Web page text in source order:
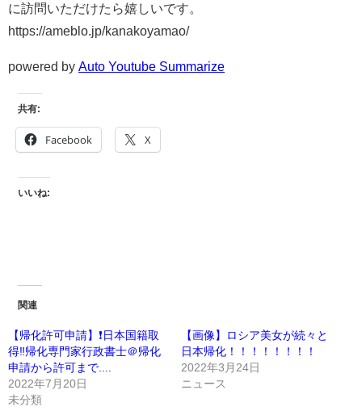
に訪問いただけたら嬉しいです。
https://ameblo.jp/kanakoyamao/
powered by Auto Youtube Summarize
共有:
Facebook X
いいね:
関連
【帰化許可申請】❗️日本国籍取
得‼️帰化専門家行政書士＠帰化
申請から許可まで....
2022年7月20日
未分類
【画像】ロシア美女が続々と
日本帰化！！！！！！！！
2022年3月24日
ニュース